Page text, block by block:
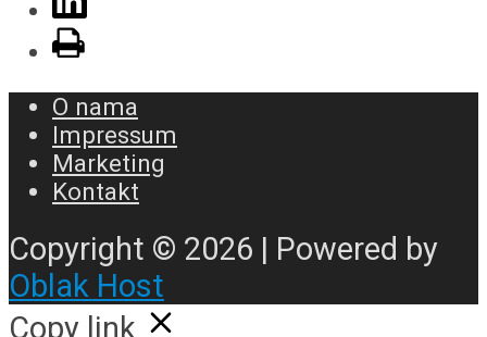
O nama
Impressum
Marketing
Kontakt
Copyright © 2026 | Powered by
Oblak Host
Copy link